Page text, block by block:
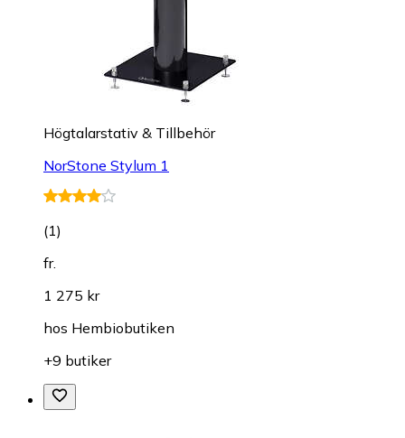
Högtalarstativ & Tillbehör
NorStone Stylum 1
(1)
fr.
1 275 kr
hos Hembiobutiken
+9 butiker